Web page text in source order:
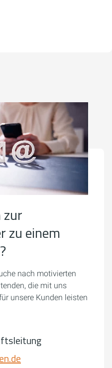
zur
zu einem
nach motivierten
die mit uns
unsere Kunden leisten